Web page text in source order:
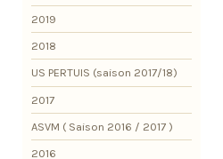
2019
2018
US PERTUIS (saison 2017/18)
2017
ASVM ( Saison 2016 / 2017 )
2016